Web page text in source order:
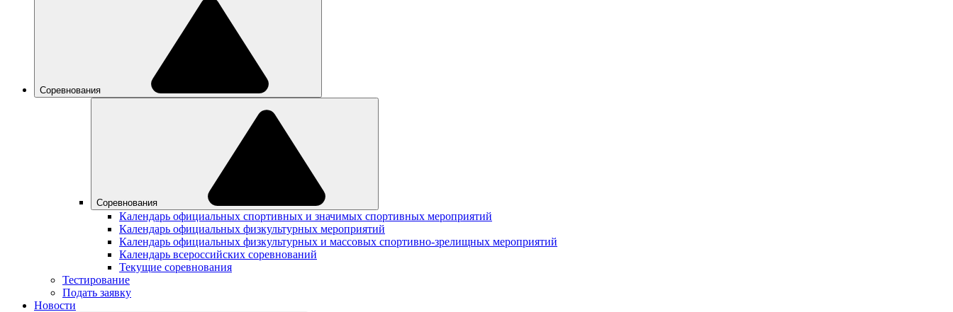
Соревнования
Соревнования
Календарь официальных спортивных и значимых спортивных мероприятий
Календарь официальных физкультурных мероприятий
Календарь официальных физкультурных и массовых спортивно-зрелищных мероприятий
Календарь всероссийских соревнований
Текущие соревнования
Тестирование
Подать заявку
Новости